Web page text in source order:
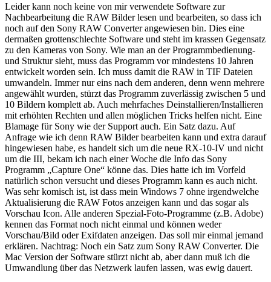
Leider kann noch keine von mir verwendete Software zur
Nachbearbeitung die RAW Bilder lesen und bearbeiten, so dass ich
noch auf den Sony RAW Converter angewiesen bin. Dies eine
dermaßen grottenschlechte Software und steht im krassen Gegensatz
zu den Kameras von Sony. Wie man an der Programmbedienung-
und Struktur sieht, muss das Programm vor mindestens 10 Jahren
entwickelt worden sein. Ich muss damit die RAW in TIF Dateien
umwandeln. Immer nur eins nach dem anderen, denn wenn mehrere
angewählt wurden, stürzt das Programm zuverlässig zwischen 5 und
10 Bildern komplett ab. Auch mehrfaches Deinstallieren/Installieren
mit erhöhten Rechten und allen möglichen Tricks helfen nicht. Eine
Blamage für Sony wie der Support auch. Ein Satz dazu. Auf
Anfrage wie ich denn RAW Bilder bearbeiten kann und extra darauf
hingewiesen habe, es handelt sich um die neue RX-10-IV und nicht
um die III, bekam ich nach einer Woche die Info das Sony
Programm „Capture One“ könne das. Dies hatte ich im Vorfeld
natürlich schon versucht und dieses Programm kann es auch nicht.
Was sehr komisch ist, ist dass mein Windows 7 ohne irgendwelche
Aktualisierung die RAW Fotos anzeigen kann und das sogar als
Vorschau Icon. Alle anderen Spezial-Foto-Programme (z.B. Adobe)
kennen das Format noch nicht einmal und können weder
Vorschau/Bild oder Exifdaten anzeigen. Das soll mir einmal jemand
erklären. Nachtrag: Noch ein Satz zum Sony RAW Converter. Die
Mac Version der Software stürzt nicht ab, aber dann muß ich die
Umwandlung über das Netzwerk laufen lassen, was ewig dauert.